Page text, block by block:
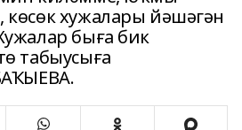
хужалары йәшәгән
быға бик
табыусыға